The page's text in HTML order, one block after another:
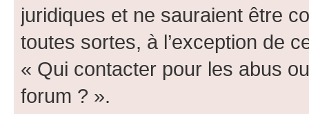
juridiques et ne sauraient être
toutes sortes, à l’exception de
« Qui contacter pour les abus
forum ? ».